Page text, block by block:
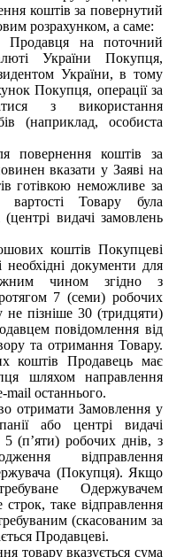
коштів за повернутий
розрахунком, а саме:
Продавця на поточний
України Покупця,
України, в тому
Покупця, операції за
з використання
(наприклад, особиста
повернення коштів за
вказати у Заяві на
готівкою неможливе за
Товару була
видачі замовлень
коштів Покупцеві
документи для
чином згідно з
7 (семи) робочих
не пізніше 30 (тридцяти)
повідомлення від
та отримання Товару.
коштів Продавець має
шляхом направлення
mail останнього.
отримати Замовлення у
або центрі видачі
(п’яти) робочих днів, з
відправлення
(Покупця). Якщо
Одержувачем
таке відправлення
(скасованим за
Продавцеві.
товару вказується сума